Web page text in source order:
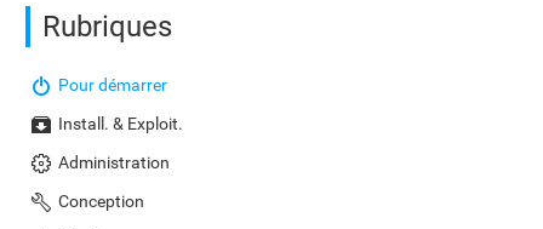
Rubriques
Pour démarrer
Install. & Exploit.
Administration
Conception